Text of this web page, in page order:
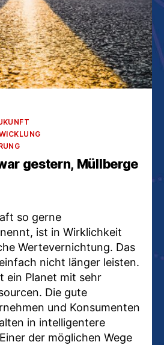
gestern, Müllberge
so gerne
ist in Wirklichkeit
Wertevernichtung. Das
nicht länger leisten.
ein Planet mit sehr
Die gute
und Konsumenten
in intelligentere
der möglichen Wege